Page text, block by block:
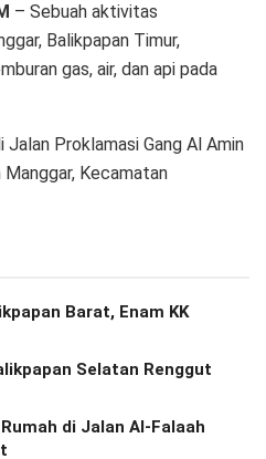
– Sebuah aktivitas
Balikpapan Timur,
gas, air, dan api pada
Proklamasi Gang Al Amin
Manggar, Kecamatan
Barat, Enam KK
Selatan Renggut
di Jalan Al-Falaah